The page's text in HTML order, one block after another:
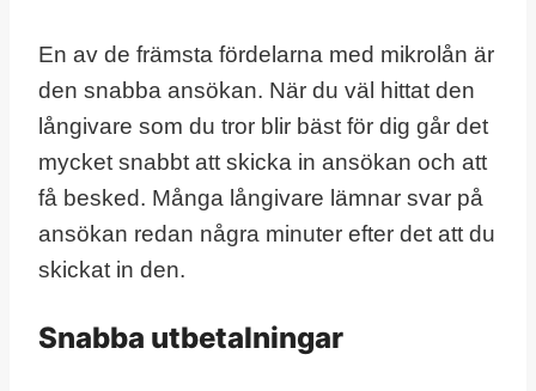
En av de främsta fördelarna med mikrolån är
den snabba ansökan. När du väl hittat den
långivare som du tror blir bäst för dig går det
mycket snabbt att skicka in ansökan och att
få besked. Många långivare lämnar svar på
ansökan redan några minuter efter det att du
skickat in den.
Snabba utbetalningar